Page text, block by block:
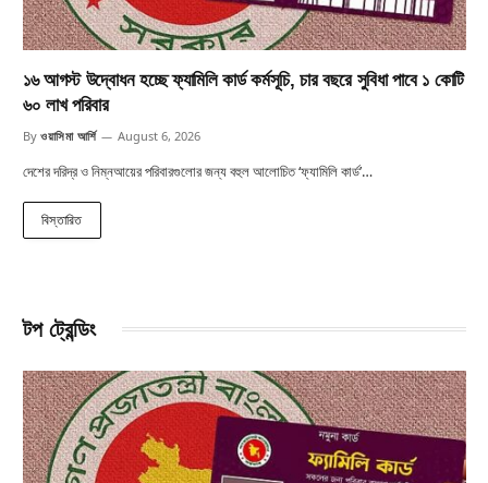
১৬ আগস্ট উদ্বোধন হচ্ছে ফ্যামিলি কার্ড কর্মসূচি, চার বছরে সুবিধা পাবে ১ কোটি
৬০ লাখ পরিবার
By ওয়াসিমা আর্শি August 6, 2026
দেশের দরিদ্র ও নিম্নআয়ের পরিবারগুলোর জন্য বহুল আলোচিত ‘ফ্যামিলি কার্ড’…
বিস্তারিত
টপ ট্রেন্ডিং